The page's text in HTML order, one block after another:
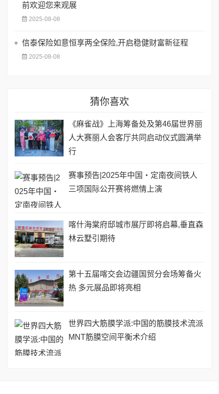
前欢迎您来观展
2025-08-08
信泰保险如意恒享两全保险,开启稳健财富新征程
2025-08-08
猜你喜欢
《麻雀战》上海筹备处及第46届世界丽
人大赛丽人会客厅共同启动仪式圆满举
行
赛事预告|2025年中国・定南夜间铁人
三项国际公开赛将燃情上演
喀什海棠府邸城市展厅即将启幕,垂直森
林云墅引期待
第十五届喀交会边疆国贸分会场筹备火
热 多元展品即将亮相
世界四大筋膜学派:中国的筋膜技术流派
MNT筋膜空间平衡术介绍